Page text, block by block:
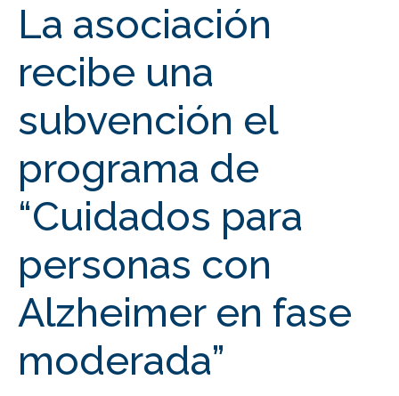
La asociación
recibe una
subvención el
programa de
“Cuidados para
personas con
Alzheimer en fase
moderada”